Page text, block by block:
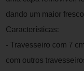
dando um maior
Características:
- Travesseiro com 7
com outros